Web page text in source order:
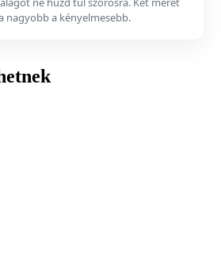
nagyobb a kényelmesebb.